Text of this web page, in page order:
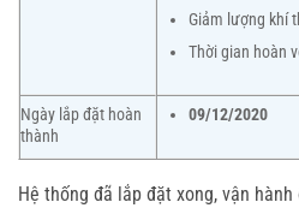
Giảm lượng khí
Thời gian hoàn
Ngày lắp đặt hoàn
thành
09/12/2020
Hệ thống đã lắp đặt xong, vận